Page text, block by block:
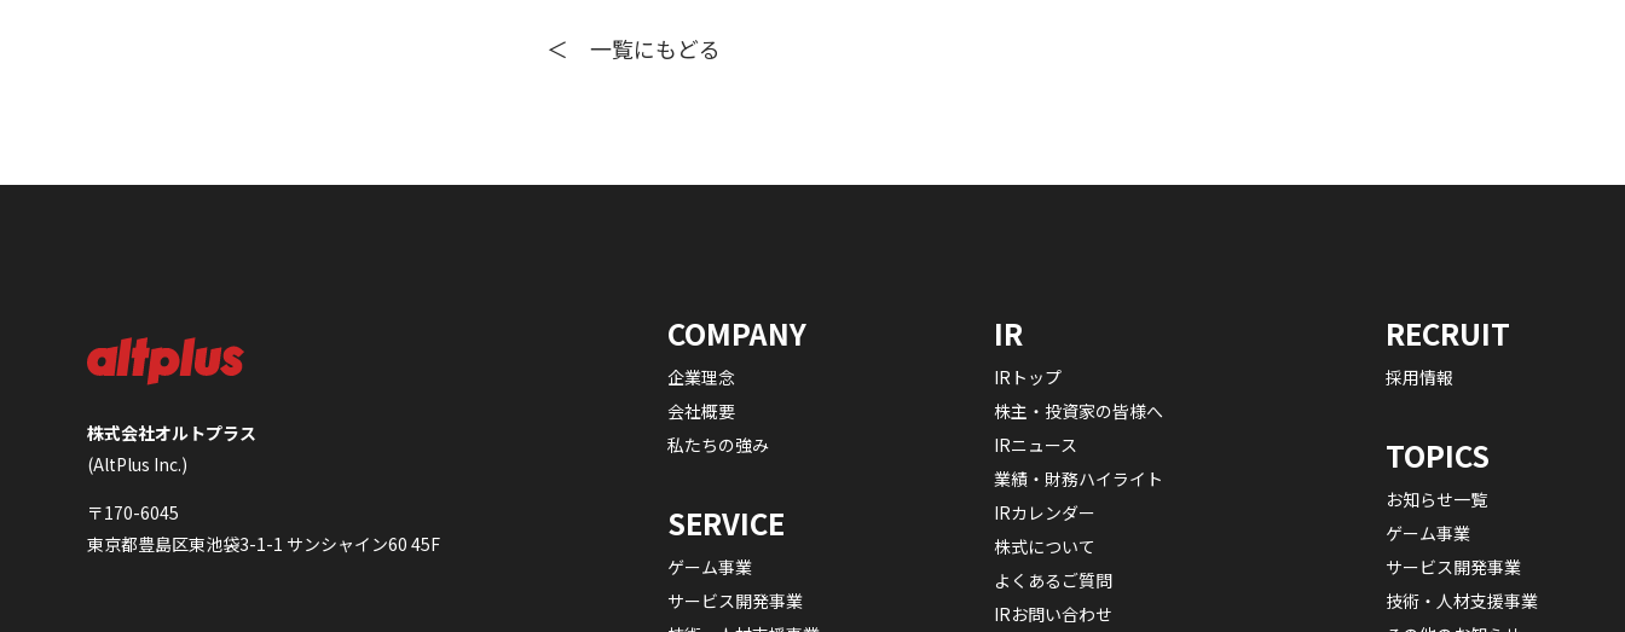
＜ 一覧にもどる
株式会社オルトプラス
(AltPlus Inc.)
〒170-6045
東京都豊島区東池袋3-1-1 サンシャイン60 45F
COMPANY
企業理念
会社概要
私たちの強み
SERVICE
ゲーム事業
サービス開発事業
IR
IRトップ
株主・投資家の皆様へ
IRニュース
業績・財務ハイライト
IRカレンダー
株式について
よくあるご質問
IRお問い合わせ
RECRUIT
採用情報
TOPICS
お知らせ一覧
ゲーム事業
サービス開発事業
技術・人材支援事業